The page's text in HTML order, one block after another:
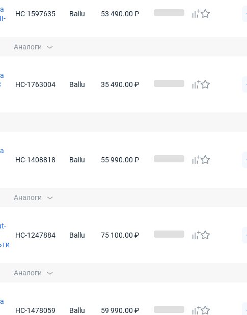
НС-1597635 Ballu 53 490.00 ₽
Аналоги
НС-1763004 Ballu 35 490.00 ₽
НС-1408818 Ballu 55 990.00 ₽
Аналоги
НС-1247884 Ballu 75 100.00 ₽
Аналоги
НС-1478059 Ballu 59 990.00 ₽